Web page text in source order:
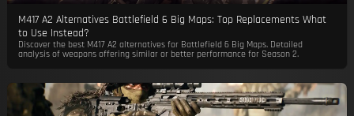
M417 A2 Alternatives Battlefield 6 Big Maps: Top Replacements What
to Use Instead?
Discover the best M417 A2 alternatives for Battlefield 6 Big Maps. Detailed
analysis of weapons offering similar or better performance for Season 2.